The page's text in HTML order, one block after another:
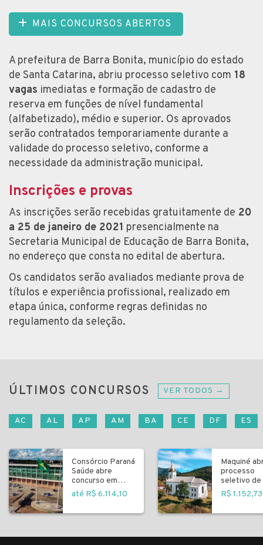
MAIS CONCURSOS ABERTOS
A prefeitura de Barra Bonita, município do estado
de Santa Catarina, abriu processo seletivo com 18
vagas imediatas e formação de cadastro de
reserva em funções de nível fundamental
(alfabetizado), médio e superior. Os aprovados
serão contratados temporariamente durante a
validade do processo seletivo, conforme a
necessidade da administração municipal.
Inscrições e provas
As inscrições serão recebidas gratuitamente de 20
a 25 de janeiro de 2021 presencialmente na
Secretaria Municipal de Educação de Barra Bonita,
no endereço que consta no edital de abertura.
Os candidatos serão avaliados mediante prova de
títulos e experiência profissional, realizado em
etapa única, conforme regras definidas no
regulamento da seleção.
ÚLTIMOS CONCURSOS VER TODOS →
AC AL AP AM BA CE DF ES
Consórcio Paraná
Saúde abre
concurso em
Curitiba
até R$ 6.114,10
Maquiné
processo
seletivo de
R$ 1.152,73